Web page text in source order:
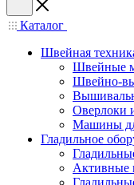
Каталог
Швейная
Швейные
Швейно-
Оверлоки
Машины
Гладильное
Активные